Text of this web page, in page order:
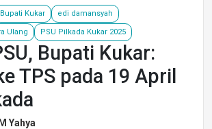
Bupati Kukar edi damansyah
Ulang PSU Pilkada Kukar 2025
Bupati Kukar:
TPS pada 19 April
Yahya